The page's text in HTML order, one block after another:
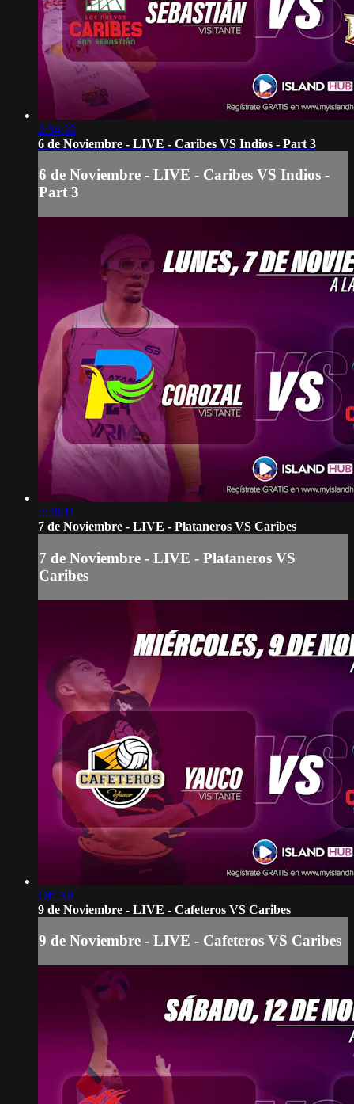
2:34:32
6 de Noviembre - LIVE - Caribes VS Indios - Part 3
6 de Noviembre - LIVE - Caribes VS Indios -
Part 3
2:28:11
7 de Noviembre - LIVE - Plataneros VS Caribes
7 de Noviembre - LIVE - Plataneros VS
Caribes
Off Air
9 de Noviembre - LIVE - Cafeteros VS Caribes
9 de Noviembre - LIVE - Cafeteros VS Caribes